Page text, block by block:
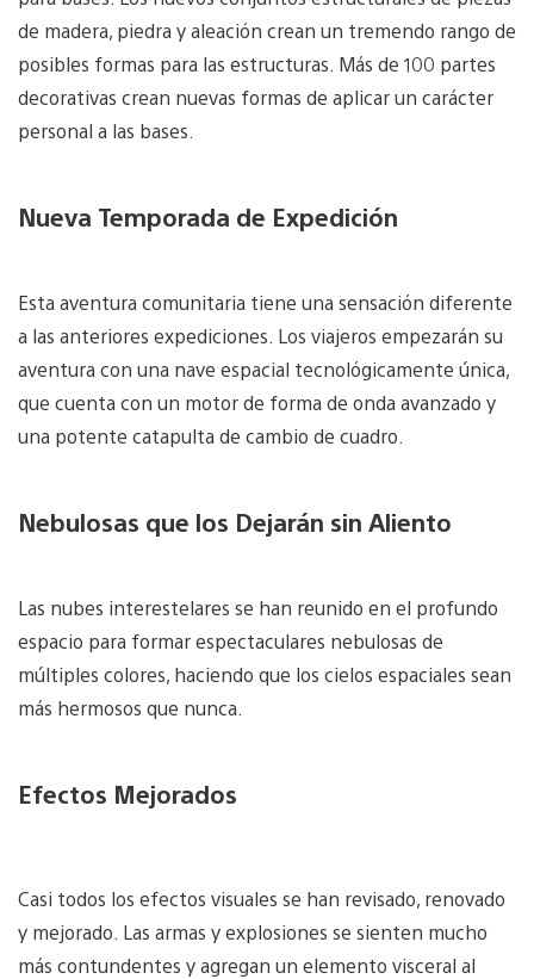
de madera, piedra y aleación crean un tremendo rango de
posibles formas para las estructuras. Más de 100 partes
decorativas crean nuevas formas de aplicar un carácter
personal a las bases.
Nueva Temporada de Expedición
Esta aventura comunitaria tiene una sensación diferente
a las anteriores expediciones. Los viajeros empezarán su
aventura con una nave espacial tecnológicamente única,
que cuenta con un motor de forma de onda avanzado y
una potente catapulta de cambio de cuadro.
Nebulosas que los Dejarán sin Aliento
Las nubes interestelares se han reunido en el profundo
espacio para formar espectaculares nebulosas de
múltiples colores, haciendo que los cielos espaciales sean
más hermosos que nunca.
Efectos Mejorados
Casi todos los efectos visuales se han revisado, renovado
y mejorado. Las armas y explosiones se sienten mucho
más contundentes y agregan un elemento visceral al